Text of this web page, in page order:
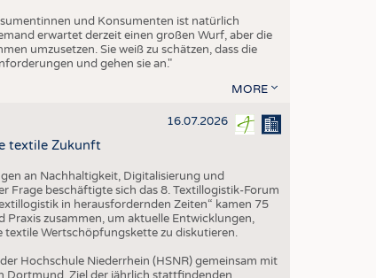
und Konsumenten ist natürlich
erwartet derzeit einen großen Wurf, aber die
umzusetzen. Sie weiß zu schätzen, dass die
und gehen sie an."
MORE
16.07.2026
textile Zukunft
an Nachhaltigkeit, Digitalisierung und
Frage beschäftigte sich das 8. Textillogistik-Forum
in herausfordernden Zeiten“ kamen 75
zusammen, um aktuelle Entwicklungen,
Wertschöpfungskette zu diskutieren.
Hochschule Niederrhein (HSNR) gemeinsam mit
Ziel der jährlich stattfindenden